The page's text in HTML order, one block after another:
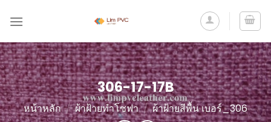
306-17-17B
หน้าหลัก / ผ้าฝ้ายทำโซฟา / ผ้าฝ้ายสีพื้น เบอร์_306